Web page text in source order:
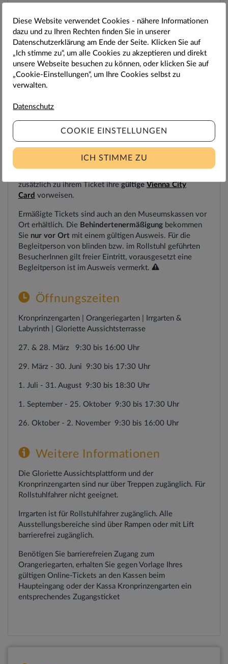
Gültig für einmaligen Eintritt pro Attraktion bis
Saisonende (2. November).
Freier Eintritt für Kinder unter 6 Jahren.
Zutritt zu Irrgarten & Labyrinth für Kinder unter 14 Jahren
Bittebeachten Sie
Anspruch genommen, muss beim Eintritt die
Anspruchsberechtigung nachgewiesen werden. Wurde
die Ermäßigung unberechtigt in Anspruch genommen,
wird das Ticket ungültig.
zusätzlich zu ihrem Ticket ihregültige Vienna City
Card vorweisen.
Ermäßigte Tickets sind auch an den Museumskassen vor
Ort erhältlich. Die Behindertenermäßigung bekommen
Sie nur vor Ort mit einem gültigen Ausweis. Für die
Begleitperson von blinden bzw. im Rollstuhl geführten
BesucherInnen gilt freier Eintritt, vorausgesetzt eine
Begleitperson ist im Ausweis vermerkt.
Öffnungszeiten
Kronprinzengarten | Orangeriegarten | Irrgarten &
Labyrinth | Gloriette Aussichtsterrasse
27. & 28. März 9:30 bis 16:00 Uhr
29. März - 30. Juni 9:30 bis 17:30 Uhr
1. Juli - 31. August 9:30 bis 18:30 Uhr
1. September - 25. Oktober 9:30 bis 17:30 Uhr
26. Oktober - 2. November 9:30 bis 16:00 Uhr
Weitere Informationen
Die Gloriette Aussichtsplattform und der
Kronprinzengarten sind nur über Treppen zugänglich. Für
Rollstuhlfahrer nicht geeignet.
Irrgarten ist für Rollstuhlfahrer zugänglich. Alle
Ausstellungsbereiche sind über Rampen oder mit Lift
barrierefrei zugänglich.
Benötigen Sie barrierefreien Zugang zum
Orangeriegarten, erhalten Sie gegen Vorlage Ihres
gültigen Online-Tickets an den Kassen beim
Haupteingang oder der Kassa Kronprinzengarten ein
entsprechendes Zugangsticket
Diese Website verwendet Cookies - nähere Informationen
dazu und zu Ihren Rechten finden Sie in unserer
Datenschutzerklärung am Ende der Seite. Klicken Sie auf
„Ich stimme zu“, um alle Cookies zu akzeptieren und direkt
unsere Webseite besuchen zu können, oder klicken Sie auf
„Cookie-Einstellungen“, um Ihre Cookies selbst zu
verwalten.
Datenschutz
COOKIE EINSTELLUNGEN
ICH STIMME ZU